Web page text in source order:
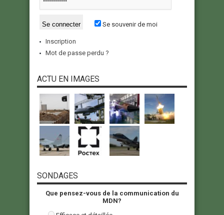
Se souvenir de moi
Inscription
Mot de passe perdu ?
ACTU EN IMAGES
SONDAGES
Que pensez-vous de la communication du
MDN?